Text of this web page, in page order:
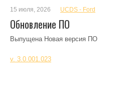
15 июля, 2026 UCDS - Ford
Обновление ПО
Выпущена Новая версия ПО
v. 3.0.001.023